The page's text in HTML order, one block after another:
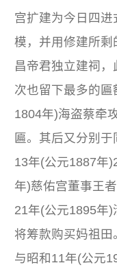
宫扩建为今日四
模，并用修建所
昌帝君独立建祠
次也留下最多的
1804年)海盗蔡牵
匾。其后又分别
13年(公元1887年
年)慈佑宫董事王
21年(公元1895年
将筹款购买妈祖
与昭和11年(公元